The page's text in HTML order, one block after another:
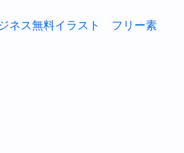
ス無料イラスト フリー素